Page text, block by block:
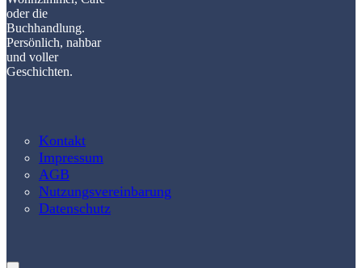
oder die
Buchhandlung.
Persönlich, nahbar
und voller
Geschichten.
Kontakt
Impressum
AGB
Nutzungsvereinbarung
Datenschutz